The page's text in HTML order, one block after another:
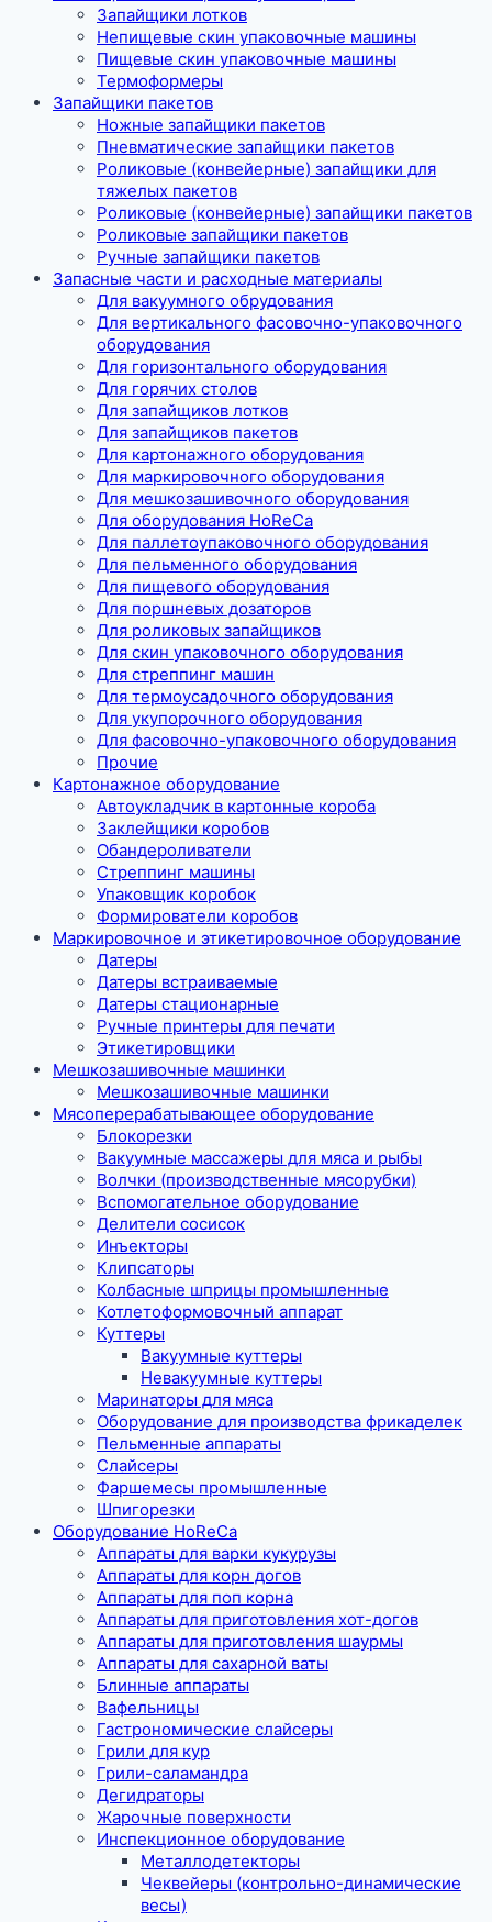
Запайщики лотков
Непищевые скин упаковочные машины
Пищевые скин упаковочные машины
Термоформеры
Запайщики пакетов
Ножные запайщики пакетов
Пневматические запайщики пакетов
Роликовые (конвейерные) запайщики для
тяжелых пакетов
Роликовые (конвейерные) запайщики пакетов
Роликовые запайщики пакетов
Ручные запайщики пакетов
Запасные части и расходные материалы
Для вакуумного обрудования
Для вертикального фасовочно-упаковочного
оборудования
Для горизонтального оборудования
Для горячих столов
Для запайщиков лотков
Для запайщиков пакетов
Для картонажного оборудования
Для маркировочного оборудования
Для мешкозашивочного оборудования
Для оборудования HoReCa
Для паллетоупаковочного оборудования
Для пельменного оборудования
Для пищевого оборудования
Для поршневых дозаторов
Для роликовых запайщиков
Для скин упаковочного оборудования
Для стреппинг машин
Для термоусадочного оборудования
Для укупорочного оборудования
Для фасовочно-упаковочного оборудования
Прочие
Картонажное оборудование
Автоукладчик в картонные короба
Заклейщики коробов
Обандероливатели
Стреппинг машины
Упаковщик коробок
Формирователи коробов
Маркировочное и этикетировочное оборудование
Датеры
Датеры встраиваемые
Датеры стационарные
Ручные принтеры для печати
Этикетировщики
Мешкозашивочные машинки
Мешкозашивочные машинки
Мясоперерабатывающее оборудование
Блокорезки
Вакуумные массажеры для мяса и рыбы
Волчки (производственные мясорубки)
Вспомогательное оборудование
Делители сосисок
Инъекторы
Клипсаторы
Колбасные шприцы промышленные
Котлетоформовочный аппарат
Куттеры
Вакуумные куттеры
Невакуумные куттеры
Маринаторы для мяса
Оборудование для производства фрикаделек
Пельменные аппараты
Слайсеры
Фаршемесы промышленные
Шпигорезки
Оборудование HoReCa
Аппараты для варки кукурузы
Аппараты для корн догов
Аппараты для поп корна
Аппараты для приготовления хот-догов
Аппараты для приготовления шаурмы
Аппараты для сахарной ваты
Блинные аппараты
Вафельницы
Гастрономические слайсеры
Грили для кур
Грили-саламандра
Дегидраторы
Жарочные поверхности
Инспекционное оборудование
Металлодетекторы
Чеквейеры (контрольно-динамические
весы)